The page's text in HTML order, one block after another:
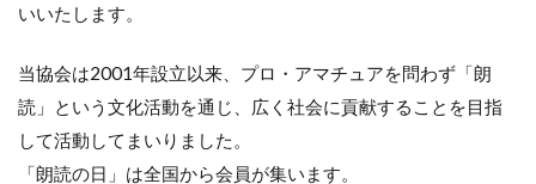
いいたします。
当協会は2001年設立以来、プロ・アマチュアを問わず「朗
読」という文化活動を通じ、広く社会に貢献することを目指
して活動してまいりました。
「朗読の日」は全国から会員が集います。